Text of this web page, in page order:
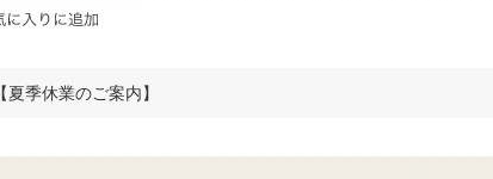
【夏季休業のご案内】